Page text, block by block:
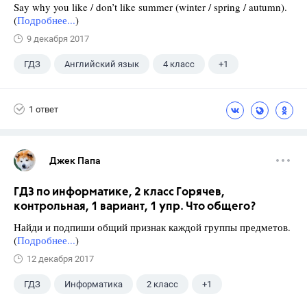
Say why you like / don’t like summer (winter / spring / autumn).
(Подробнее...)
9 декабря 2017
ГДЗ Английский язык 4 класс +1
1 ответ
Джек Папа
ГДЗ по информатике, 2 класс Горячев,
контрольная, 1 вариант, 1 упр. Что общего?
Найди и подпиши общий признак каждой группы предметов.
(Подробнее...)
12 декабря 2017
ГДЗ Информатика 2 класс +1